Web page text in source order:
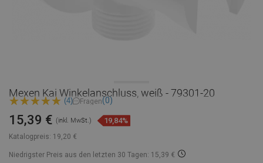
Mexen Kai Winkelanschluss, weiß - 79301-20
(4) Fragen(0)
Katalogpreis: 19,20 €
15,39 € (inkl. MwSt.) 19,84%
Niedrigster Preis aus den letzten 30 Tagen: 15,39 €